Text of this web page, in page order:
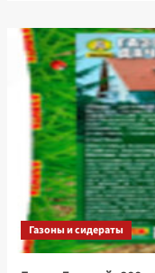
Мятлик
Балин,
400
г
цена)
Газоны и сидераты